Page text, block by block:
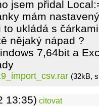
jsem přidal
mám
to ukládá s
nějaký nápad ?
7,64bit a
(32kB,
13:35) citovat